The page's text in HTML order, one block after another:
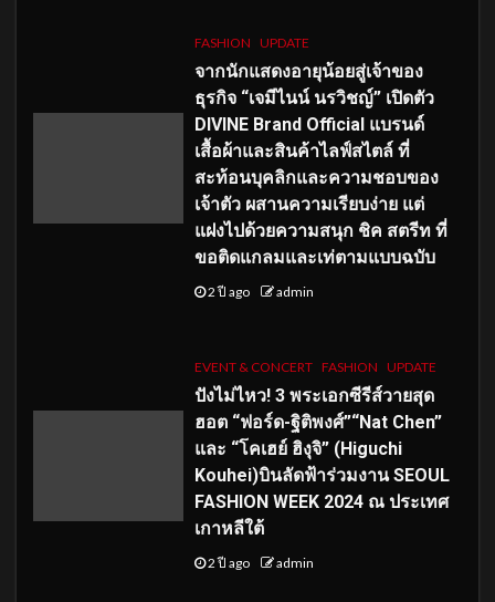
FASHION UPDATE
จากนักแสดงอายุน้อยสู่เจ้าของ
ธุรกิจ “เจมีไนน์ นรวิชญ์” เปิดตัว
DIVINE Brand Official แบรนด์
เสื้อผ้าและสินค้าไลฟ์สไตล์ ที่
สะท้อนบุคลิกและความชอบของ
เจ้าตัว ผสานความเรียบง่าย แต่
แฝงไปด้วยความสนุก ชิค สตรีท ที่
ขอติดแกลมและเท่ตามแบบฉบับ
2 ปี ago admin
EVENT & CONCERT FASHION UPDATE
ปังไม่ไหว! 3 พระเอกซีรีส์วายสุด
ฮอต “ฟอร์ด-ฐิติพงศ์”“Nat Chen”
และ “โคเฮย์ ฮิงุจิ” (Higuchi
Kouhei)บินลัดฟ้าร่วมงาน SEOUL
FASHION WEEK 2024 ณ ประเทศ
เกาหลีใต้
2 ปี ago admin